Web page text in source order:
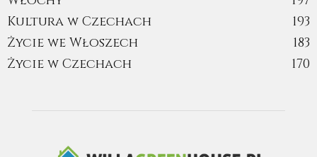
Kultura w Czechach
193
Życie we Włoszech
183
Życie w Czechach
170